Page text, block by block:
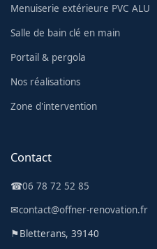
Menuiserie extérieure PVC ALU
Salle de bain clé en main
Portail & pergola
Nos réalisations
Zone d'intervention
Contact
☎06 78 72 52 85
✉contact@offner-renovation.fr
⚑Bletterans, 39140